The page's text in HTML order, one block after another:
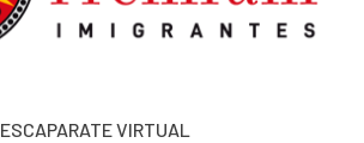
ESCAPARATE VIRTUAL